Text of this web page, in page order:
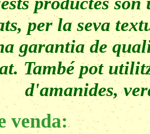
per la seva
garantia de
També pot
d'amanides,
venda: